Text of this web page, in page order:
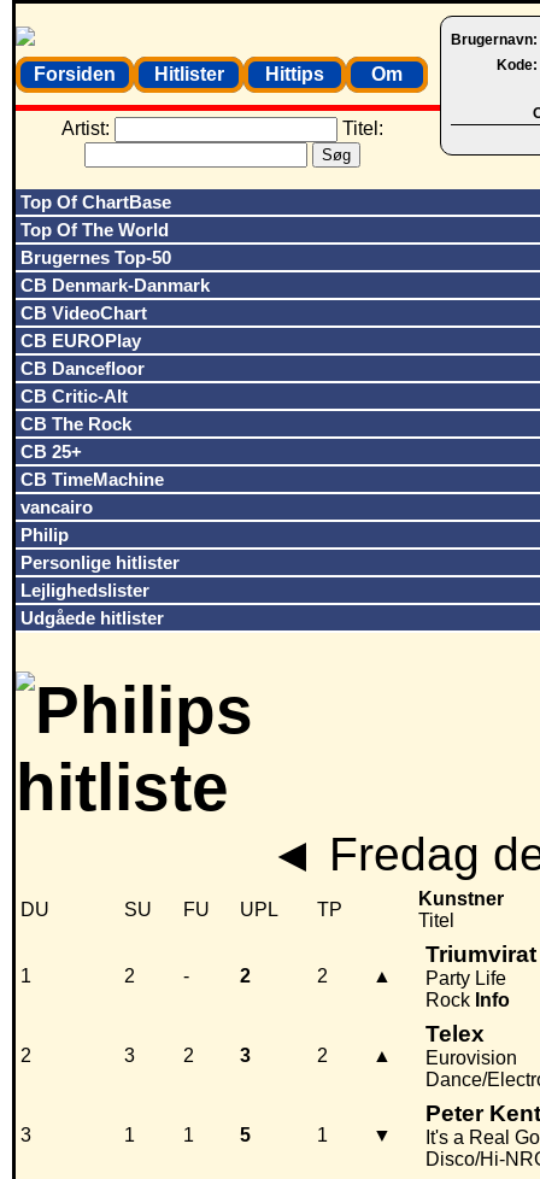
Brugernavn:
Kode:
Forsiden Hitlister Hittips Om
Artist: Titel:
Top Of ChartBase
Top Of The World
Brugernes Top-50
CB Denmark-Danmark
CB VideoChart
CB EUROPlay
CB Dancefloor
CB Critic-Alt
CB The Rock
CB 25+
CB TimeMachine
vancairo
Philip
Personlige hitlister
Lejlighedslister
Udgåede hitlister
◄ Fredag
DU SU FU UPL TP
Kunstner
Titel
1 2 - 2 2 ▲
Triumvirat
Party Life
Rock Info
2 3 2 3 2 ▲
Telex
Eurovision
Dance/
3 1 1 5 1 ▼
Peter Kent
It's a Real
Disco/Hi-